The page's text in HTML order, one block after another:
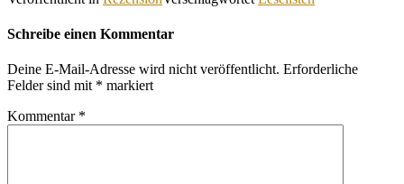
Schreibe einen Kommentar
Deine E-Mail-Adresse wird nicht veröffentlicht. Erforderliche
Felder sind mit * markiert
Kommentar *